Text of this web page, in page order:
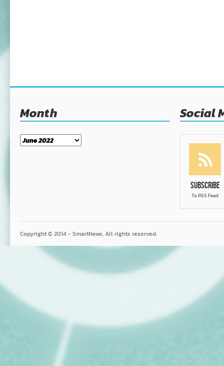
Month
Month
Social
Subscribe
To RSS Feed
Copyright © 2014 - SmartNews. All rights reserved.